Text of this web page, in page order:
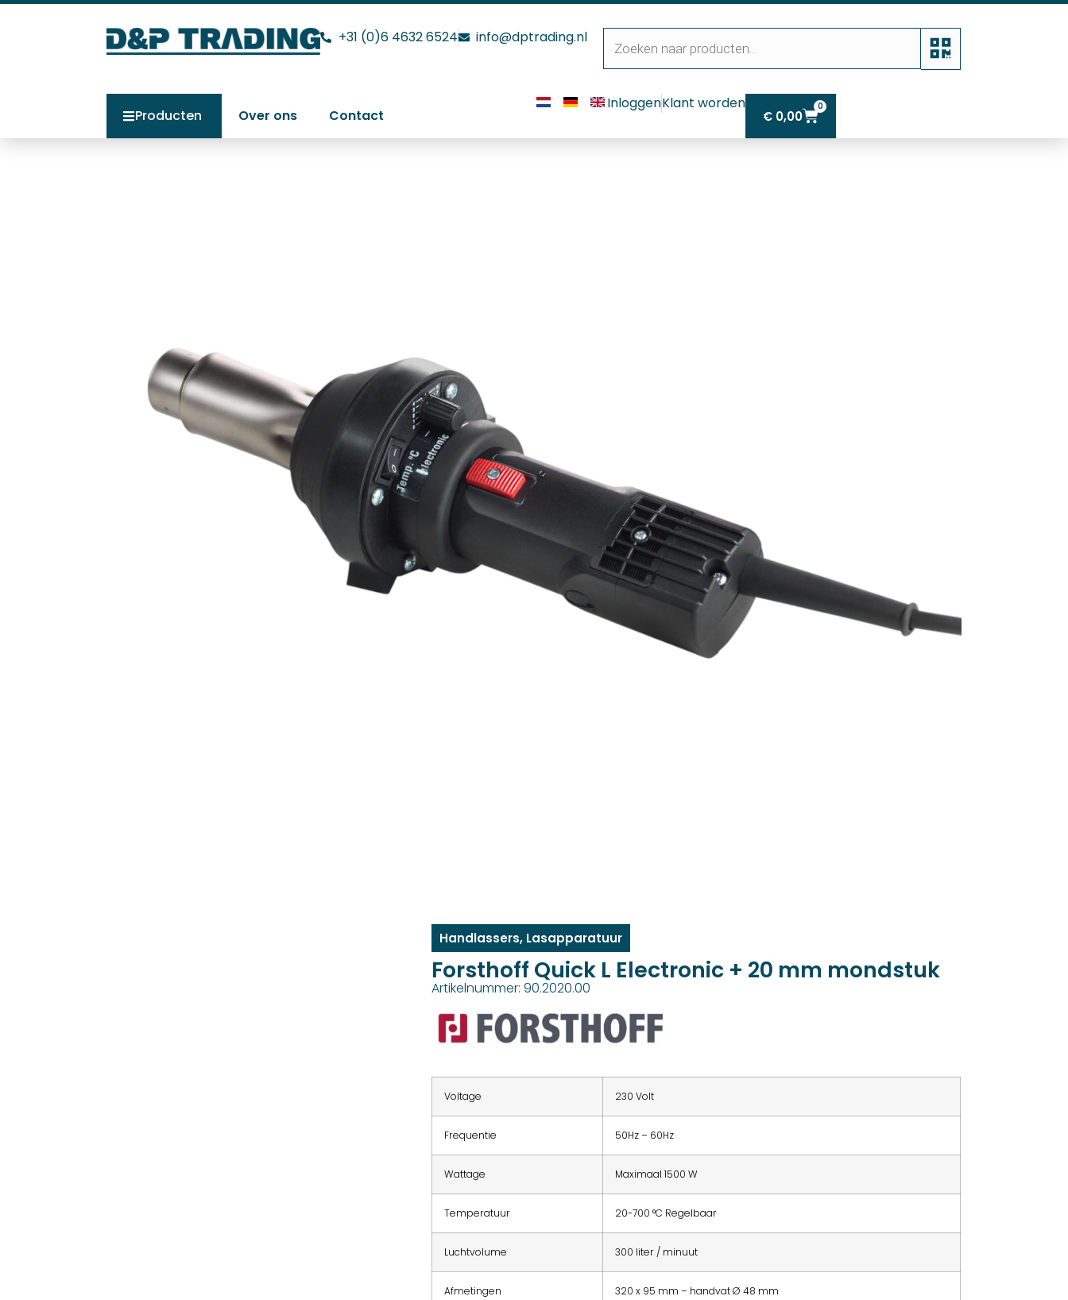
+31 (0)6 4632 6524 info@dptrading.nl
Producten Over ons Contact
InloggenKlant worden
€ 0,00
0
Handlassers, Lasapparatuur
Forsthoff Quick L Electronic + 20 mm mondstuk
Artikelnummer: 90.2020.00
Voltage 230 Volt
Frequentie 50Hz – 60Hz
Wattage Maximaal 1500 W
Temperatuur 20-700 °C Regelbaar
Luchtvolume 300 liter / minuut
Afmetingen 320 x 95 mm – handvat Ø 48 mm